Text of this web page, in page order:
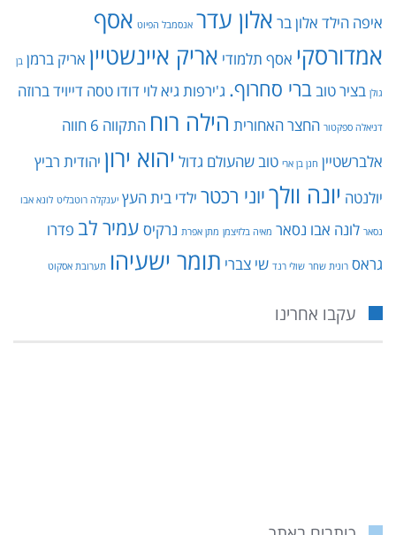
איפה הילד אלון בר אלון עדר אנסמבל הפיוט אסף
אמדורסקי אסף תלמודי אריק איינשטיין אריק ברמן בן
גולן בציר טובברי סחרוף. ג'ירפות גיא לוי דודו טסה דייויד ברוזה
דניאלה ספקטור החצר האחורית הילה רוח התקווה 6
חווה
אלברשטיין חנן בן ארי טוב שהעולם גדול יהוא ירון יהודית רביץ
יולנטה יונה וולךיוני רכטר ילדי בית העץ יענקלה רוטבליט לונא אבו
נסאר לונה אבו נסאר מאיה בלזיצמן מתן אפרת נרקיס עמיר לב פדרו
גראס רונית שחר שולי רנד שי צברי תומר ישעיהו תערובת אסקוט
עקבו אחרינו